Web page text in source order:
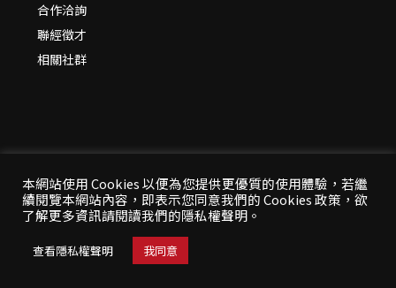
合作洽詢
聯經徵才
相關社群
© 2026 年聯經出版：思考，連結過去與未來
All Rights Reserved | 本站台資料為版權所有，非經同
意請勿作任何形式之轉載使用
本網站使用 Cookies 以便為您提供更優質的使用體驗，若繼
續閱覽本網站內容，即表示您同意我們的 Cookies 政策，欲
了解更多資訊請閱讀我們的隱私權聲明。
查看隱私權聲明 我同意